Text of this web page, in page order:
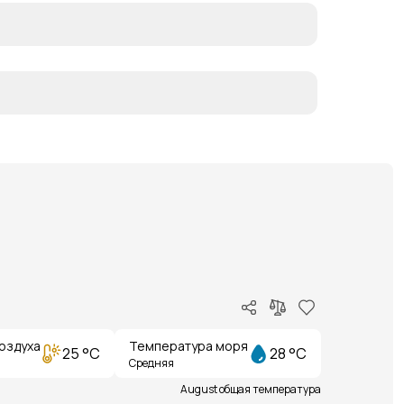
25 °C Температура моря
Средняя 28 °C
August общая температура